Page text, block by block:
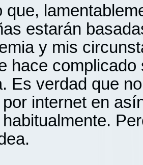
que,
estarán
y mis
hace
Es verdad que
por internet en